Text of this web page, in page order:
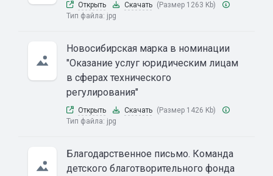
Открыть Скачать (Размер 1263 Kb)
Тип файла: jpg
Новосибирская марка в номинации
"Оказание услуг юридическим лицам
в сферах технического
регулирования"
Открыть Скачать (Размер 1426 Kb)
Тип файла: jpg
Благодарственное письмо. Команда
детского благотворительного фонда